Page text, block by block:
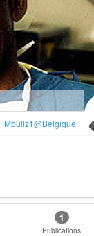
Mbullz1@Belgique
1
Publications